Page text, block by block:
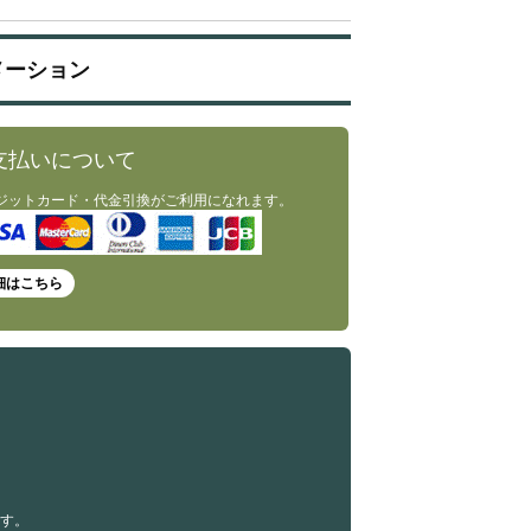
ション
払いについて
ットカード・代金引換がご利用になれます。
はこちら
。